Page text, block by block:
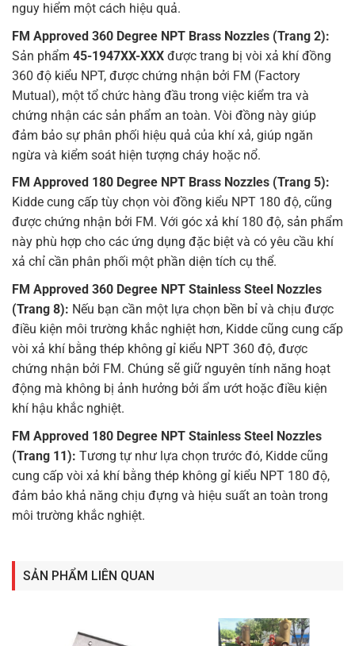
45-1947XX-XXX – Van Xả Khí Hãng Kidde
Dù bạn cần sự an toàn và độ tin cậy cho gia đình, doanh
nghiệp hay dự án công nghiệp, sản phẩm45-1947XX-XXX
– Van Xả Khí Hãng Kidde là lựa chọn tối ưu. Hãy liên hệ với
chúng tôi ngay hôm nay để biết thêm thông tin về sản
phẩm này và các phụ tùng thay thế Kidde khác. An toàn
không có giá, và Kidde luôn là sự lựa chọn đúng đắn để
bảo vệ cuộc sống và tài sản của bạn.
Datasheet bình 45-1947XX-XXX
nguy hiểm một cách hiệu quả.
FM Approved 360 Degree NPT Brass Nozzles (Trang 2):
Sản phẩm 45-1947XX-XXX được trang bị vòi xả khí đồng
360 độ kiểu NPT, được chứng nhận bởi FM (Factory
Mutual), một tổ chức hàng đầu trong việc kiểm tra và
chứng nhận các sản phẩm an toàn. Vòi đồng này giúp
đảm bảo sự phân phối hiệu quả của khí xả, giúp ngăn
ngừa và kiểm soát hiện tượng cháy hoặc nổ.
FM Approved 180 Degree NPT Brass Nozzles (Trang 5):
Kidde cung cấp tùy chọn vòi đồng kiểu NPT 180 độ, cũng
được chứng nhận bởi FM. Với góc xả khí 180 độ, sản phẩm
này phù hợp cho các ứng dụng đặc biệt và có yêu cầu khí
xả chỉ cần phân phối một phần diện tích cụ thể.
FM Approved 360 Degree NPT Stainless Steel Nozzles
(Trang 8): Nếu bạn cần một lựa chọn bền bỉ và chịu được
điều kiện môi trường khắc nghiệt hơn, Kidde cũng cung cấp
vòi xả khí bằng thép không gỉ kiểu NPT 360 độ, được
chứng nhận bởi FM. Chúng sẽ giữ nguyên tính năng hoạt
động mà không bị ảnh hưởng bởi ẩm ướt hoặc điều kiện
khí hậu khắc nghiệt.
FM Approved 180 Degree NPT Stainless Steel Nozzles
(Trang 11): Tương tự như lựa chọn trước đó, Kidde cũng
cung cấp vòi xả khí bằng thép không gỉ kiểu NPT 180 độ,
đảm bảo khả năng chịu đựng và hiệu suất an toàn trong
môi trường khắc nghiệt.
SẢN PHẨM LIÊN QUAN